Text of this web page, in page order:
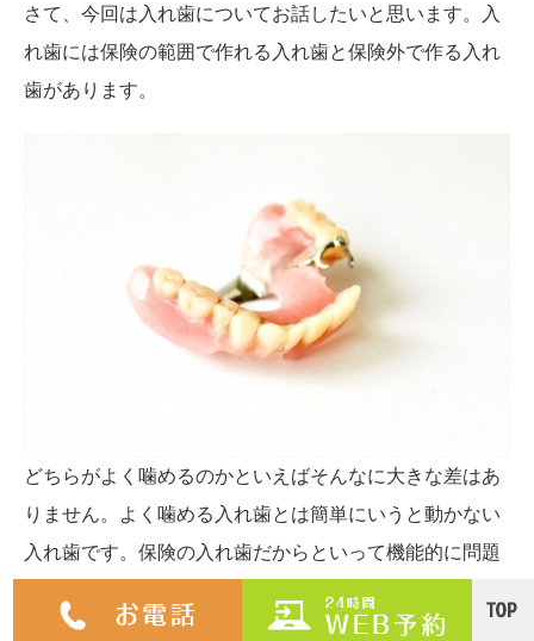
さて、今回は入れ歯についてお話したいと思います。入
れ歯には保険の範囲で作れる入れ歯と保険外で作る入れ
歯があります。
どちらがよく噛めるのかといえばそんなに大きな差はあ
りません。よく噛める入れ歯とは簡単にいうと動かない
入れ歯です。保険の入れ歯だからといって機能的に問題
い場合や見た目をよくしたい場合保険と自費の違いが出